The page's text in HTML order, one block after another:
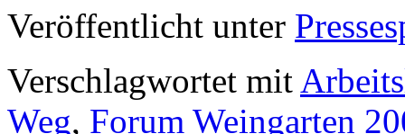
Veröffentlicht unter
Verschlagwortet mit
Weg, Forum Weingarten